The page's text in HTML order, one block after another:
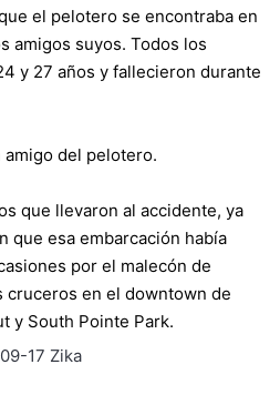
el pelotero se encontraba en
amigos suyos. Todos los
y 27 años y fallecieron durante
amigo del pelotero.
que llevaron al accidente, ya
que esa embarcación había
por el malecón de
cruceros en el downtown de
y South Pointe Park.